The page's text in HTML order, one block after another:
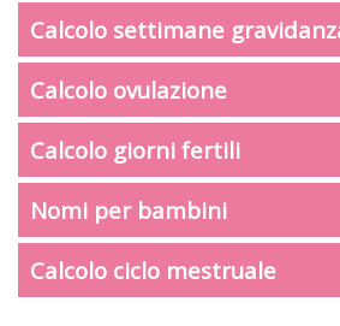
Calcolo settimane
Calcolo ovulazione
Calcolo giorni fertili
Nomi per bambini
Calcolo ciclo mestruale